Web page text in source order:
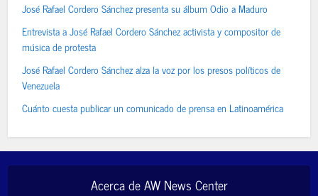
José Rafael Cordero Sánchez presenta su álbum Odio a Maduro
Entrevista a José Rafael Cordero Sánchez activista y compositor de
música de protesta
José Rafael Cordero Sánchez alza la voz por los presos políticos de
Venezuela
Cuánto cuesta publicar un comunicado de prensa en Latinoamérica
Acerca de AW News Center